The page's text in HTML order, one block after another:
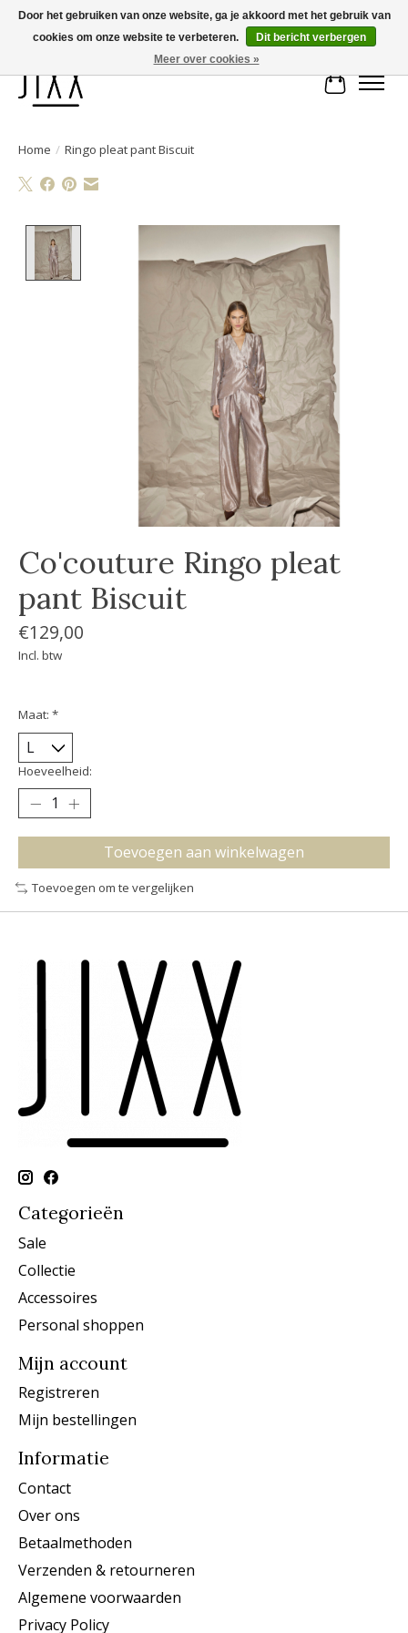
Voor 14.00 uur besteld, vandaag verstuurd | Gratis verzending vanaf € 75
Home / Ringo pleat pant Biscuit
Product image slideshow Items
Co'couture Ringo pleat
pant Biscuit
€129,00
Incl. btw
Maat: *
Hoeveelheid:
Toevoegen aan winkelwagen
Toevoegen om te vergelijken
Categorieën
Sale
Collectie
Accessoires
Personal shoppen
Mijn account
Registreren
Mijn bestellingen
Informatie
Contact
Over ons
Betaalmethoden
Verzenden & retourneren
Algemene voorwaarden
Privacy Policy
Door het gebruiken van onze website, ga je akkoord met het gebruik van
cookies om onze website te verbeteren.
Dit bericht verbergen
Meer over cookies »